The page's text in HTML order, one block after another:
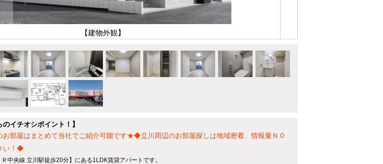
【建物外観】
のイチオシポイント！】
部屋はまとめて当社でご紹介可能です★◆立川周辺のお部屋探しは地域密着、情報量ＮＯ
い！◆
中央線 立川駅徒歩20分】にある1LDK賃貸アパートです。